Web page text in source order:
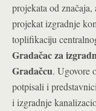
projekata od značaja,
projekat izgradnje
toplifikaciju
Gradačac za
Gradačcu. Ugovore
potpisali i
i izgradnje